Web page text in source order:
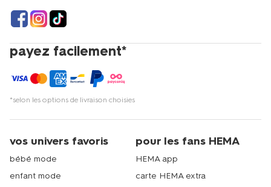
payez facilement*
*selon les options de livraison choisies
vos univers favoris
bébé mode
enfant mode
pour les fans HEMA
HEMA app
carte HEMA extra